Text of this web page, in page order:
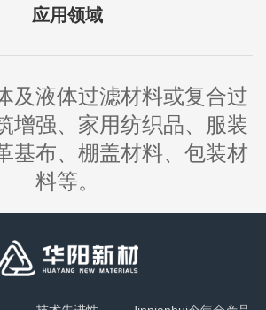
应用领域
及液体过滤材料或复合过
增强、家用纺织品、服装
基布、棚盖材料、包装材
料等。